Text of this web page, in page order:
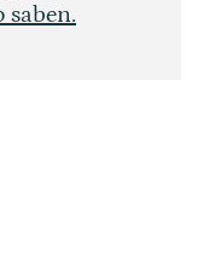
saben.